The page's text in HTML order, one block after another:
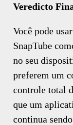
Veredicto
Você pode
SnapTube
no seu
preferem um
controle total
que um
continua